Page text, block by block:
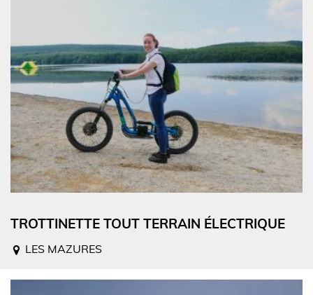
TROTTINETTE TOUT TERRAIN ÉLECTRIQUE
LES MAZURES